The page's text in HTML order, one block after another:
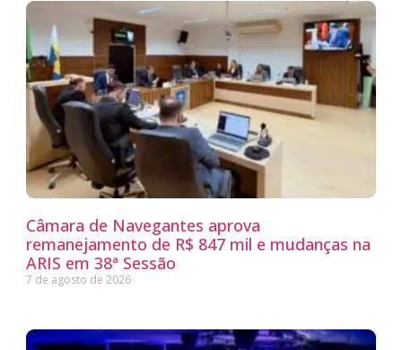
Câmara de Navegantes aprova
remanejamento de R$ 847 mil e mudanças na
ARIS em 38ª Sessão
7 de agosto de 2026